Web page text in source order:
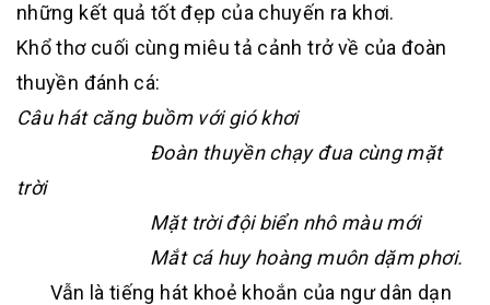
những kết quả tốt đẹp của chuyến ra khơi.
Khổ thơ cuối cùng miêu tả cảnh trở về của đoàn
thuyền đánh cá:
Câu hát căng buồm với gió khơi
Đoàn thuyền chạy đua cùng mặt
trời
Mặt trời đội biển nhô màu mới
Mắt cá huy hoàng muôn dặm phơi.
Vẫn là tiếng hát khoẻ khoắn của ngư dân dạn